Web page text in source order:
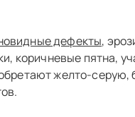
дефекты,
коричневые пятна,
желто-